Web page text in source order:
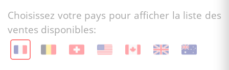
Choisissez votre pays pour afficher la liste des
ventes disponibles: